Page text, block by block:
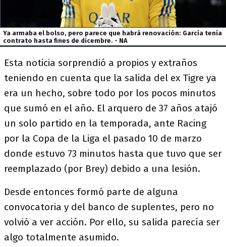
Ya armaba el bolso, pero parece que habrá renovación: García tenía
contrato hasta fines de dicembre. - NA
Esta noticia sorprendió a propios y extraños
teniendo en cuenta que la salida del ex Tigre ya
era un hecho, sobre todo por los pocos minutos
que sumó en el año. El arquero de 37 años atajó
un solo partido en la temporada, ante Racing
por la Copa de la Liga el pasado 10 de marzo
donde estuvo 73 minutos hasta que tuvo que ser
reemplazado (por Brey) debido a una lesión.
Desde entonces formó parte de alguna
convocatoria y del banco de suplentes, pero no
volvió a ver acción. Por ello, su salida parecía ser
algo totalmente asumido.